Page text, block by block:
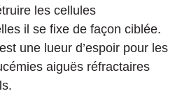
les cellules
il se fixe de façon ciblée.
une lueur d’espoir pour les
aiguës réfractaires